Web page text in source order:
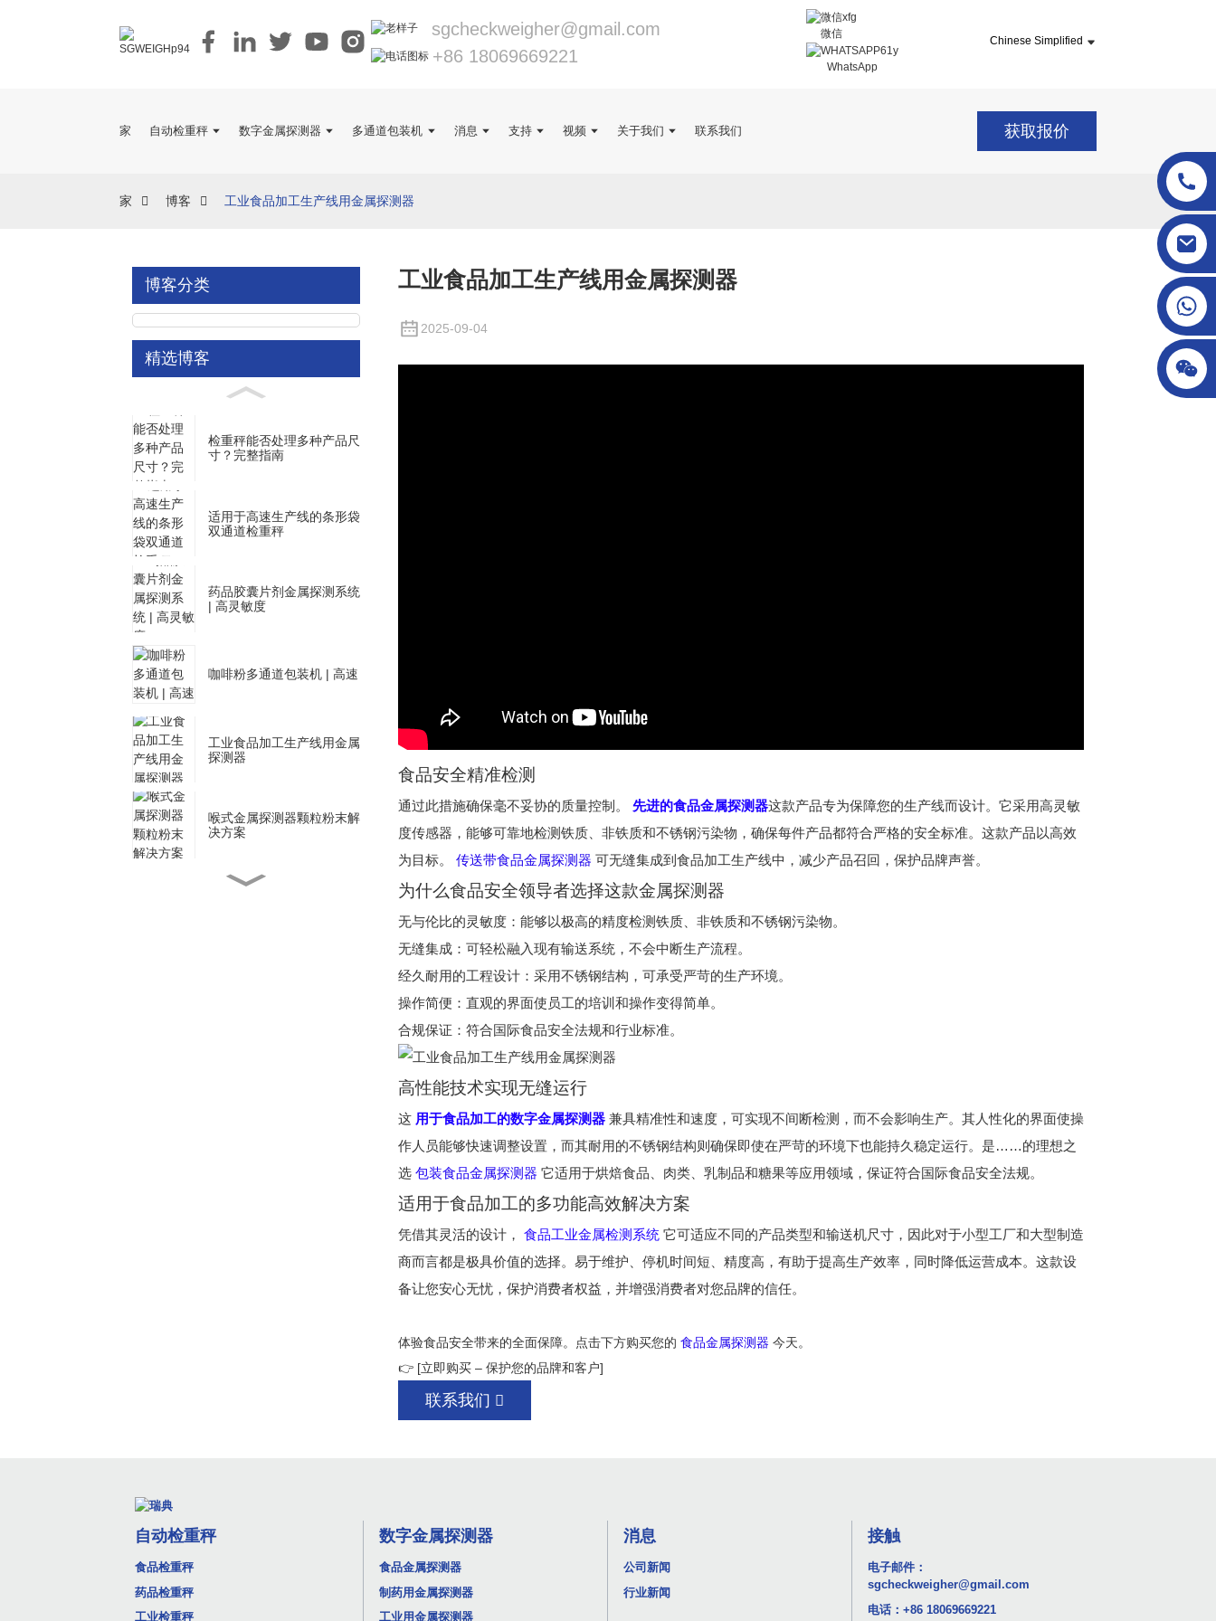
sgcheckweigher@gmail.com
+86 18069669221
微信
WhatsApp
Chinese Simplified
家 自动检重秤 数字金属探测器 多通道包装机 消息 支持 视频 关于我们 联系我们 获取报价
家 博客 工业食品加工生产线用金属探测器
博客分类
精选博客
检重秤能否处理多种产品尺
寸？完整指南
适用于高速生产线的条形袋
双通道检重秤
药品胶囊片剂金属探测系统
| 高灵敏度
咖啡粉多通道包装机 | 高速
工业食品加工生产线用金属
探测器
喉式金属探测器颗粒粉末解
决方案
工业食品加工生产线用金属探测器
2025-09-04
食品安全精准检测
通过此措施确保毫不妥协的质量控制。 先进的食品金属探测器这款产品专为保障您的生产线而设计。它采用高灵敏
度传感器，能够可靠地检测铁质、非铁质和不锈钢污染物，确保每件产品都符合严格的安全标准。这款产品以高效
为目标。 传送带食品金属探测器 可无缝集成到食品加工生产线中，减少产品召回，保护品牌声誉。
为什么食品安全领导者选择这款金属探测器
无与伦比的灵敏度：能够以极高的精度检测铁质、非铁质和不锈钢污染物。
无缝集成：可轻松融入现有输送系统，不会中断生产流程。
经久耐用的工程设计：采用不锈钢结构，可承受严苛的生产环境。
操作简便：直观的界面使员工的培训和操作变得简单。
合规保证：符合国际食品安全法规和行业标准。
高性能技术实现无缝运行
这 用于食品加工的数字金属探测器 兼具精准性和速度，可实现不间断检测，而不会影响生产。其人性化的界面使操
作人员能够快速调整设置，而其耐用的不锈钢结构则确保即使在严苛的环境下也能持久稳定运行。是……的理想之
选 包装食品金属探测器 它适用于烘焙食品、肉类、乳制品和糖果等应用领域，保证符合国际食品安全法规。
适用于食品加工的多功能高效解决方案
凭借其灵活的设计， 食品工业金属检测系统 它可适应不同的产品类型和输送机尺寸，因此对于小型工厂和大型制造
商而言都是极具价值的选择。易于维护、停机时间短、精度高，有助于提高生产效率，同时降低运营成本。这款设
备让您安心无忧，保护消费者权益，并增强消费者对您品牌的信任。
体验食品安全带来的全面保障。点击下方购买您的 食品金属探测器 今天。
👉 [立即购买 – 保护您的品牌和客户]
联系我们
自动检重秤
食品检重秤
药品检重秤
工业检重秤
数字金属探测器
食品金属探测器
制药用金属探测器
工业用金属探测器
消息
公司新闻
行业新闻
接触
电子邮件：
sgcheckweigher@gmail.com
电话： +86 18069669221